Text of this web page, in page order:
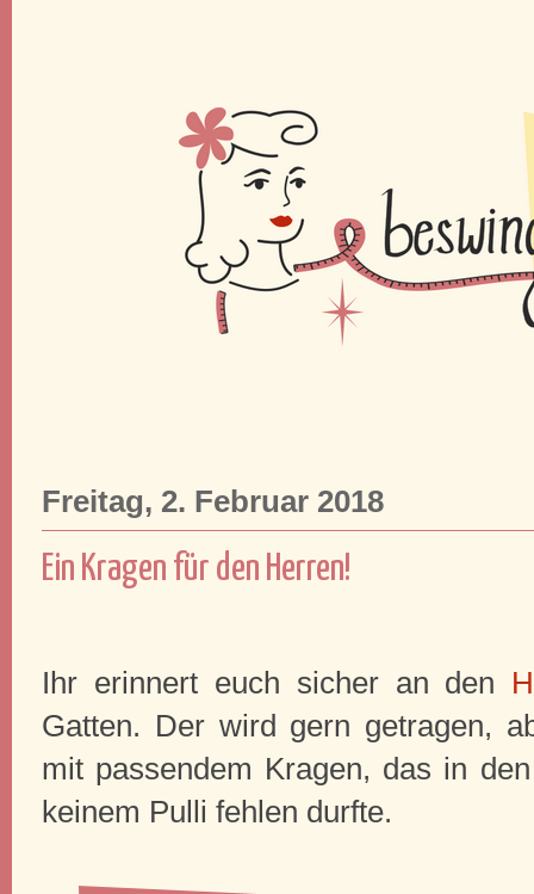
Freitag, 2. Februar 2018
Ein Kragen für den Herren!
Ihr erinnert euch sicher an den
Gatten. Der wird gern getragen,
mit passendem Kragen, das in
keinem Pulli fehlen durfte.